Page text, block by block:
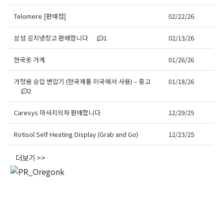
Telomere [판매점] 02/22/26
삼성 김치냉장고 판매합니다 1 02/13/26
한국옷 가게 01/26/26
가정용 승압 변압기 (한국제품 미국에서 사용) – 중고
2
01/18/26
Caresys 마사지의자 판매합니다 12/29/25
Rotisol Self Heating Display (Grab and Go) 12/23/25
더보기 >>